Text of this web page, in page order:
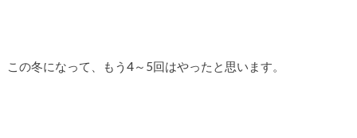
この冬になって、もう4～5回はやったと思います。